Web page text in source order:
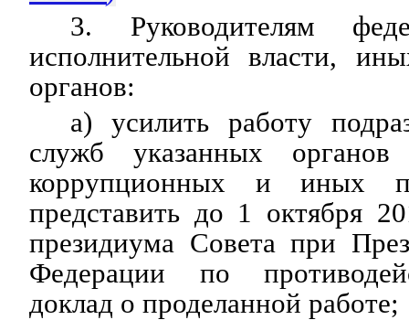
3. Руководителям
исполнительной власти,
органов:
а) усилить работу
служб указанных
коррупционных и иных
представить до 1 октября
президиума Совета при
Федерации по
доклад о проделанной работе;